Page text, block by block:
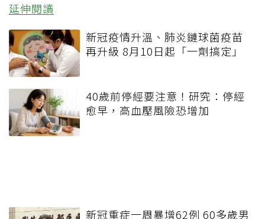
延伸閱讀
新冠疫情升溫、肺炎鏈球菌疫苗
再升級 8月10日起「一劑搞定」
40歲前停經要注意！研究：停經
愈早，高血壓風險恐增加
新冠重症一周暴增62例 60多歲男